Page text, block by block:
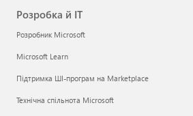
Розробка й ІТ
Розробник Microsoft
Microsoft Learn
Підтримка ШІ-програм на Marketplace
Технічна спільнота Microsoft